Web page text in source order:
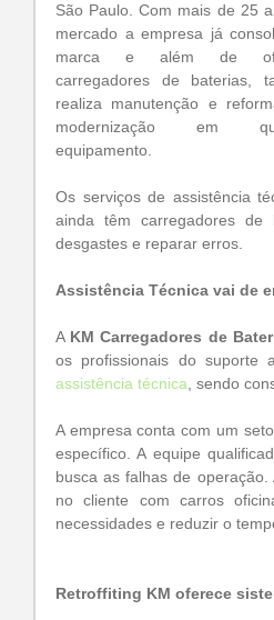
São Paulo. Com mais de 25
mercado a empresa já
marca e além de
carregadores de baterias,
realiza manutenção e
modernização em
equipamento.
Os serviços de assistência
ainda têm carregadores
desgastes e reparar erros.
Assistência Técnica vai de
A KM Carregadores de
os profissionais do
assistência técnica , sendo
A empresa conta com um
específico. A equipe
busca as falhas de
no cliente com carros
necessidades e reduzir o
Retroffiting KM oferece